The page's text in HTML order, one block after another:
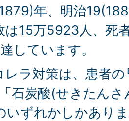
年、明治
は15万5923人、死
しています。
ラ対策は、患者
石炭酸(せきたん
いずれかしかあり